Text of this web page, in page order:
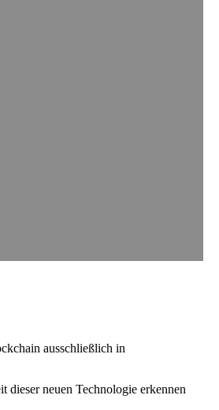
ausschließlich in
neuen Technologie erkennen